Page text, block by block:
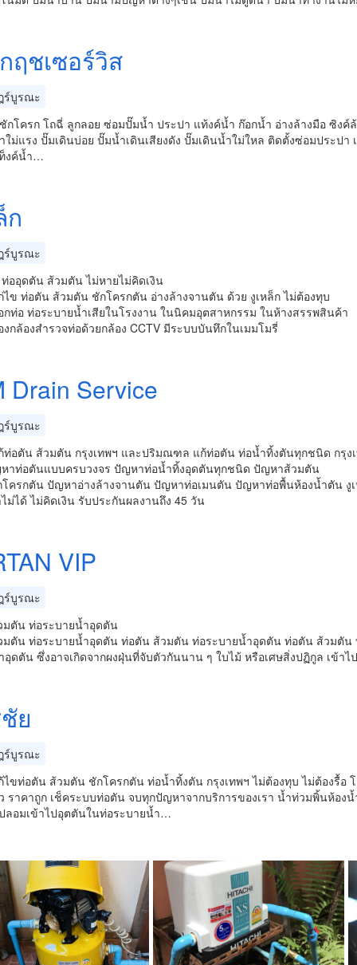
ฤชเซอร์วิส
บูรณะ
กโครก โถฉี่ ลูกลอย ซ่อมปั๊มน้ำ ประปา แท้งค์น้ำ ก๊อกน้ำ อ่างล้างมือ ซิง
ใม่แรง ปั๊มเดินบ่อย ปั๊มน้ำเดินเสียงดัง ปั๊มเดินน้ำใม่ใหล ติดตั้งซ่อมประป
งค์น้ำ…
ก
บูรณะ
ออุดตัน ส้วมตัน ไม่หายไม่คิดเงิน
ไข ท่อตัน ส้วมตัน ชักโครกตัน อ่างล้างจานตัน ด้วย งูเหล็ก ไม่ต้อง
กท่อ ท่อระบายน้ำเสียในโรงงาน ในนิคมอุตสาหกรรม ในห้างสรรพสินค้า
กล้องสำรวจท่อด้วยกล้อง CCTV มีระบบบันทึกในเมมโมรี่
Drain Service
บูรณะ
ท่อตัน ส้วมตัน กรุงเทพฯ และปริมณฑล แก้ท่อตัน ท่อน้ำทิ้งตันทุกชนิด กรุ
าท่อตันแบบครบวงจร ปัญหาท่อน้ำทิ้งอุดตันทุกชนิด ปัญหาส้วมตัน
ครกตัน ปัญหาอ่างล้างจานตัน ปัญหาท่อเมนตัน ปัญหาท่อพื้นห้องน้ำตัน งู
ม่ได้ ไม่คิดเงิน รับประกันผลงานถึง 45 วัน
VIP
บูรณะ
ตัน ท่อระบายน้ำอุดตัน
ตัน ท่อระบายน้ำอุดตัน ท่อตัน ส้วมตัน ท่อระบายน้ำอุดตัน ท่อตัน ส้วมตั
อุดตัน ซึ่งอาจเกิดจากผงฝุ่นที่จับตัวกันนาน ๆ ใบไม้ หรือเศษสิ่งปฏิกูล เข้า
ย
บูรณะ
ไขท่อตัน ส้วมตัน ชักโครกตัน ท่อน้ำทิ้งตัน กรุงเทพฯ ไม่ต้องทุบ ไม่ต้องรื้อ
ราคาถูก เช็คระบบท่อตัน จบทุกปัญหาจากบริการของเรา น้ำท่วมพิ้นห้อง
ลอมเข้าไปอุตตันในท่อระบายน้ำ…